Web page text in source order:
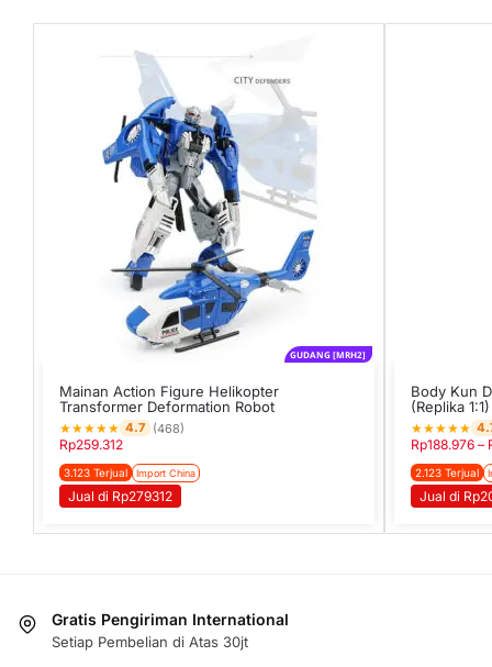
GUDANG [MRH2]
Mainan Action Figure Helikopter
Transformer Deformation Robot
★★★★★ 4.7 (468)
Rp259.312
3.123 Terjual Import China
Jual di Rp279312
Body Kun
(Replika
★★★★★
Rp188.976 –
2.123 Terjual
Jual di
Gratis Pengiriman International
Setiap Pembelian di Atas 30jt